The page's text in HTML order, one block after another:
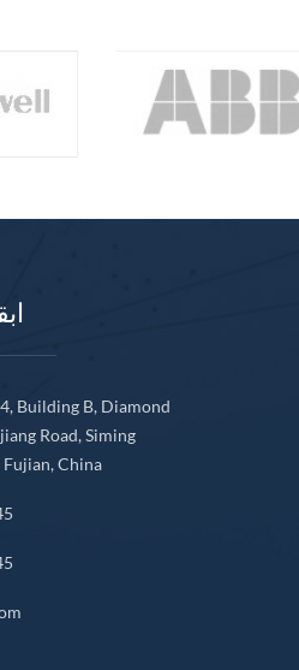
Building B, Diamond
Road, Siming
China